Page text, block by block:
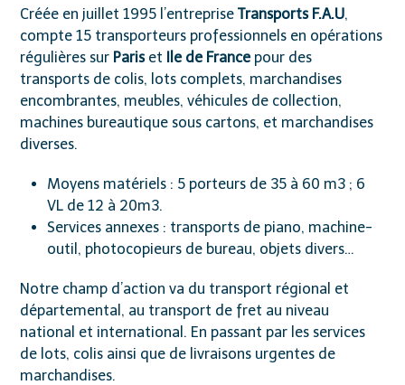
Créée en juillet 1995 l’entrepriseTransports F.A.U,
compte 15 transporteurs professionnels en opérations
régulières sur Pariset Ile de Francepour des
transports de colis, lots complets, marchandises
encombrantes, meubles, véhicules de collection,
machines bureautique sous cartons, et marchandises
diverses.
Moyens matériels : 5 porteurs de 35 à 60 m3 ; 6
VL de 12 à 20m3.
Services annexes : transports de piano, machine-
outil, photocopieurs de bureau, objets divers…
Notre champ d’action va du transport régional et
départemental, au transport de fret au niveau
national et international. En passant par les services
de lots, colis ainsi que de livraisons urgentes de
marchandises.